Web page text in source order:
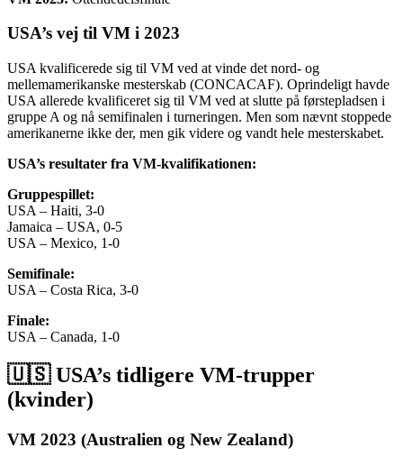
USA’s vej til VM i 2023
USA kvalificerede sig til VM ved at vinde det nord- og
mellemamerikanske mesterskab (CONCACAF). Oprindeligt havde
USA allerede kvalificeret sig til VM ved at slutte på førstepladsen i
gruppe A og nå semifinalen i turneringen. Men som nævnt stoppede
amerikanerne ikke der, men gik videre og vandt hele mesterskabet.
USA’s resultater fra VM-kvalifikationen:
Gruppespillet:
USA – Haiti, 3-0
Jamaica – USA, 0-5
USA – Mexico, 1-0
Semifinale:
USA – Costa Rica, 3-0
Finale:
USA – Canada, 1-0
🇺🇸​ USA’s tidligere VM-trupper
(kvinder)
VM 2023 (Australien og New Zealand)